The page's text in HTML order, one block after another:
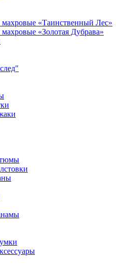
«Таинственный Лес»
«Золотая Дубрава»